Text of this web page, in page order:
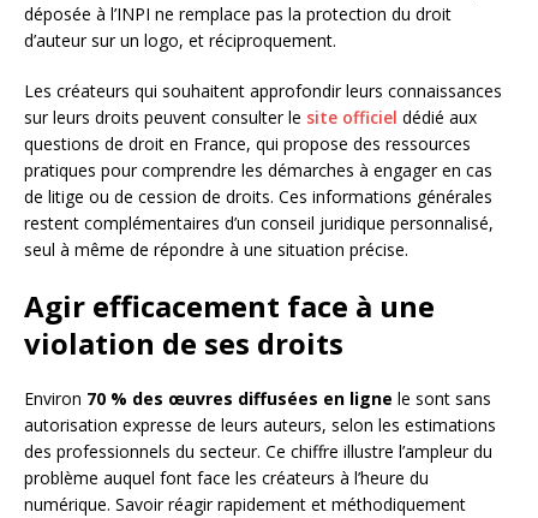
déposée à l’INPI ne remplace pas la protection du droit
d’auteur sur un logo, et réciproquement.
Les créateurs qui souhaitent approfondir leurs connaissances
sur leurs droits peuvent consulter le site officiel dédié aux
questions de droit en France, qui propose des ressources
pratiques pour comprendre les démarches à engager en cas
de litige ou de cession de droits. Ces informations générales
restent complémentaires d’un conseil juridique personnalisé,
seul à même de répondre à une situation précise.
Agir efficacement face à une
violation de ses droits
Environ 70 % des œuvres diffusées en ligne le sont sans
autorisation expresse de leurs auteurs, selon les estimations
des professionnels du secteur. Ce chiffre illustre l’ampleur du
problème auquel font face les créateurs à l’heure du
numérique. Savoir réagir rapidement et méthodiquement